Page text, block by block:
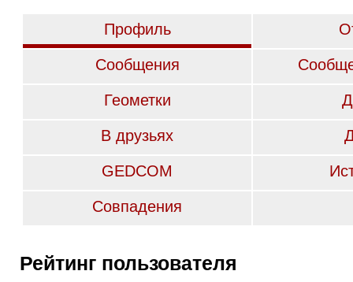
Профиль
Сообщения
Геометки
В друзьях
GEDCOM
Совпадения
Рейтинг пользователя